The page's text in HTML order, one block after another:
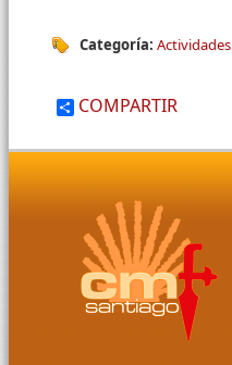
Categoría: Actividades
COMPARTIR